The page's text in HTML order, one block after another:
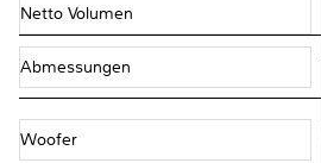
Netto Volumen
Abmessungen
Woofer